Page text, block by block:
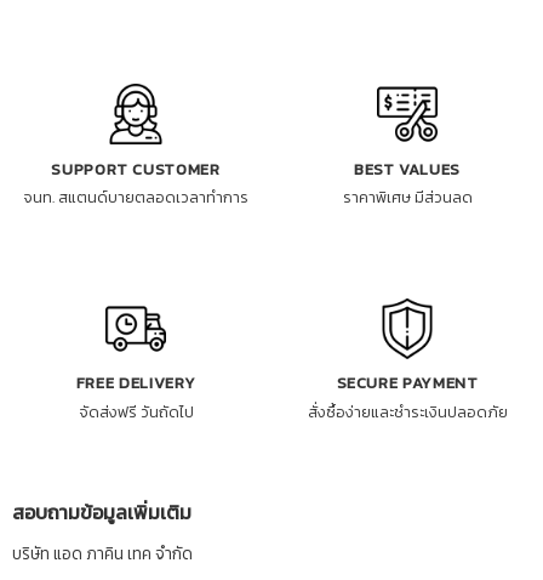
SUPPORT CUSTOMER
จนท. สแตนด์บายตลอดเวลาทำการ
BEST VALUES
ราคาพิเศษ มีส่วนลด
FREE DELIVERY
จัดส่งฟรี วันถัดไป
SECURE PAYMENT
สั่งซื้อง่ายและชำระเงินปลอดภัย
สอบถามข้อมูลเพิ่มเติม
บริษัท แอด ภาคิน เทค จำกัด